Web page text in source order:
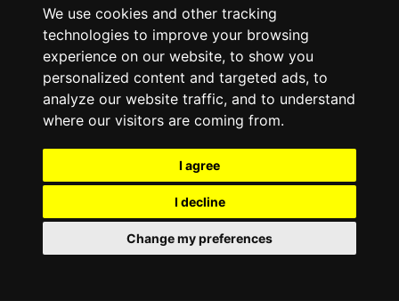
We use cookies and other tracking
technologies to improve your browsing
experience on our website, to show you
personalized content and targeted ads, to
analyze our website traffic, and to understand
where our visitors are coming from.
I agree
I decline
Change my preferences